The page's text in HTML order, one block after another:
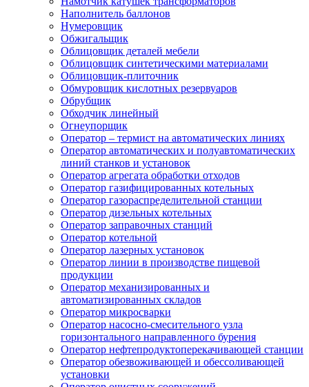
Наполнитель баллонов
Нумеровщик
Обжигальщик
Облицовщик деталей мебели
Облицовщик синтетическими материалами
Облицовщик-плиточник
Обмуровщик кислотных резервуаров
Обрубщик
Обходчик линейный
Огнеупорщик
Оператор – термист на автоматических линиях
Оператор автоматических и полуавтоматических
линий станков и установок
Оператор агрегата обработки отходов
Оператор газифицированных котельных
Оператор газораспределительной станции
Оператор дизельных котельных
Оператор заправочных станций
Оператор котельной
Оператор лазерных установок
Оператор линии в производстве пищевой
продукции
Оператор механизированных и
автоматизированных складов
Оператор микросварки
Оператор насосно-смесительного узла
горизонтального направленного бурения
Оператор нефтепродуктоперекачивающей станции
Оператор обезвоживающей и обессоливающей
установки